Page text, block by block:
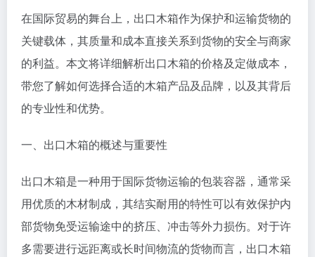
在国际贸易的舞台上，出口木箱作为保护和运输货物的
关键载体，其质量和成本直接关系到货物的安全与商家
的利益。本文将详细解析出口木箱的价格及定做成本，
带您了解如何选择合适的木箱产品及品牌，以及其背后
的专业性和优势。
一、出口木箱的概述与重要性
出口木箱是一种用于国际货物运输的包装容器，通常采
用优质的木材制成，其结实耐用的特性可以有效保护内
部货物免受运输途中的挤压、冲击等外力损伤。对于许
多需要进行远距离或长时间物流的货物而言，出口木箱